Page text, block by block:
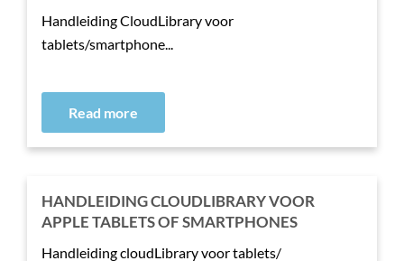
Handleiding CloudLibrary voor
tablets/smartphone...
Read more
HANDLEIDING CLOUDLIBRARY VOOR
APPLE TABLETS OF SMARTPHONES
Handleiding cloudLibrary voor tablets/